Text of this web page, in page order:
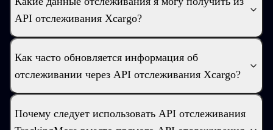
API отслеживания Xcargo?
Как часто обновляется информация об
отслеживании через API отслеживания Xcargo?
Почему следует использовать API отслеживания